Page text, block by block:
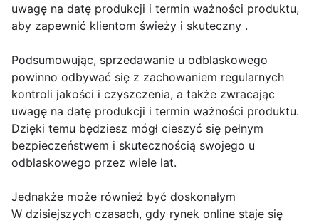
uwagę na datę produkcji i termin ważności produktu,
aby zapewnić klientom świeży i skuteczny .
Podsumowując, sprzedawanie u odblaskowego
powinno odbywać się z zachowaniem regularnych
kontroli jakości i czyszczenia, a także zwracając
uwagę na datę produkcji i termin ważności produktu.
Dzięki temu będziesz mógł cieszyć się pełnym
bezpieczeństwem i skutecznością swojego u
odblaskowego przez wiele lat.
Jednakże może również być doskonałym
W dzisiejszych czasach, gdy rynek online staje się